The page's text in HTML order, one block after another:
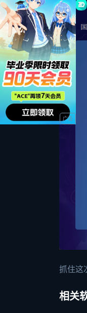
抓住这
相关